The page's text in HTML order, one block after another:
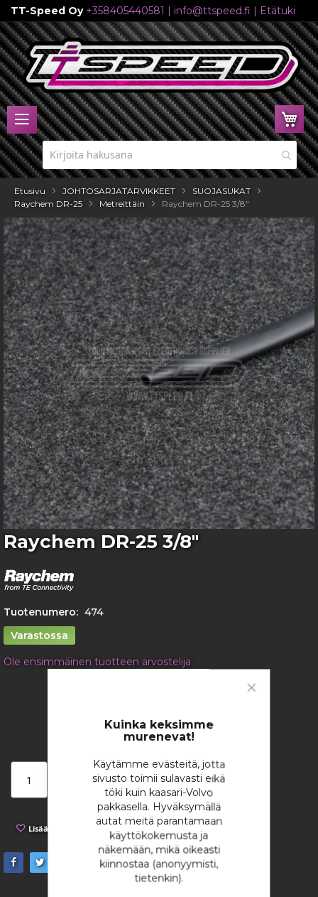
Kuinka keksimme
murenevat!
Käytämme evästeitä, jotta
sivusto toimii sulavasti eikä
töki kuin kaasari-Volvo
pakkasella. Hyväksymällä
autat meitä parantamaan
käyttökokemusta ja
näkemään, mikä oikeasti
kiinnostaa (anonyymisti,
tietenkin).
TT-Speed Oy +358405440581 | info@ttspeed.fi | Etätuki
Skip
to
Content
Etusivu JOHTOSARJATARVIKKEET
SUOJASUKAT
Raychem DR-25
Metreittäin Raychem DR-25 3/8"
Skip
to
the
end
of
the
images
gallery
Skip
to
beginning
of
the
gallery
Raychem DR-25 3/8"
Tuotenumero: 474
Varastossa
Ole ensimmäinen tuotteen arvostelija
Lisää ostoskoriin
Lisää toivelistaan Lisää vertailuun